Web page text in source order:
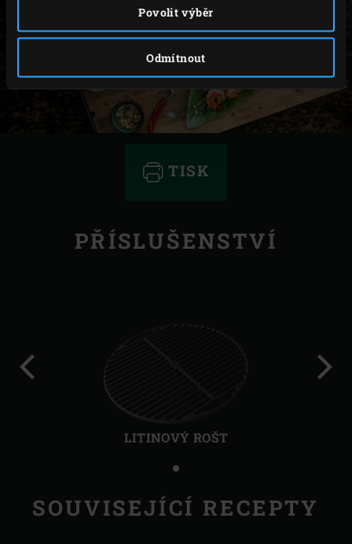
Povolit výběr
Odmítnout
TISK
PŘÍSLUŠENSTVÍ
LITINOVÝ ROŠT
SOUVISEJÍCÍ RECEPTY